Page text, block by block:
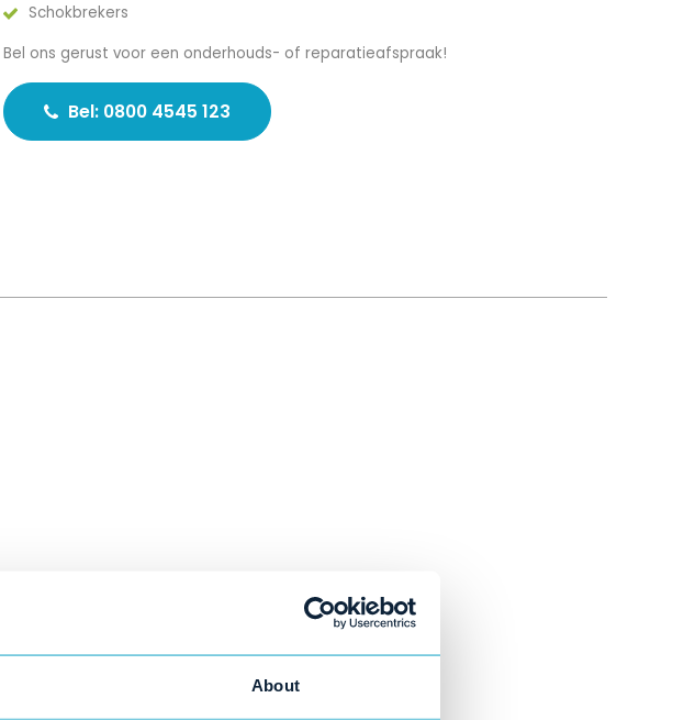
About
Schokbrekers
Bel ons gerust voor een onderhouds- of reparatieafspraak!
Bel: 0800 4545 123